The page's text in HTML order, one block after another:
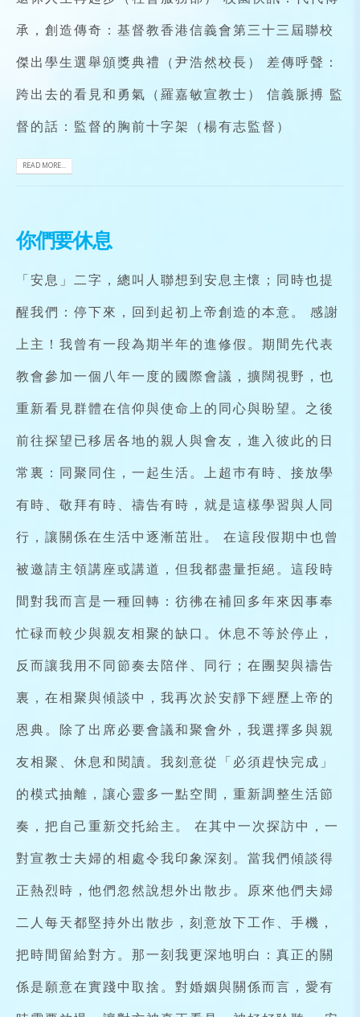
承，創造傳奇：基督教香港信義會第三十三屆聯校
傑出學生選舉頒獎典禮（尹浩然校長） 差傳呼聲：
跨出去的看見和勇氣（羅嘉敏宣教士） 信義脈搏 監
督的話：監督的胸前十字架（楊有志監督）
READ MORE...
你們要休息
「安息」二字，總叫人聯想到安息主懷；同時也提
醒我們：停下來，回到起初上帝創造的本意。 感謝
上主！我曾有一段為期半年的進修假。期間先代表
教會參加一個八年一度的國際會議，擴闊視野，也
重新看見群體在信仰與使命上的同心與盼望。之後
前往探望已移居各地的親人與會友，進入彼此的日
常裏：同聚同住，一起生活。上超巿有時、接放學
有時、敬拜有時、禱告有時，就是這樣學習與人同
行，讓關係在生活中逐漸茁壯。 在這段假期中也曾
被邀請主領講座或講道，但我都盡量拒絕。這段時
間對我而言是一種回轉：彷彿在補回多年來因事奉
忙碌而較少與親友相聚的缺口。休息不等於停止，
反而讓我用不同節奏去陪伴、同行；在團契與禱告
裏，在相聚與傾談中，我再次於安靜下經歷上帝的
恩典。除了出席必要會議和聚會外，我選擇多與親
友相聚、休息和閱讀。我刻意從「必須趕快完成」
的模式抽離，讓心靈多一點空間，重新調整生活節
奏，把自己重新交托給主。 在其中一次探訪中，一
對宣教士夫婦的相處令我印象深刻。當我們傾談得
正熱烈時，他們忽然說想外出散步。原來他們夫婦
二人每天都堅持外出散步，刻意放下工作、手機，
把時間留給對方。那一刻我更深地明白：真正的關
係是願意在實踐中取捨。對婚姻與關係而言，愛有